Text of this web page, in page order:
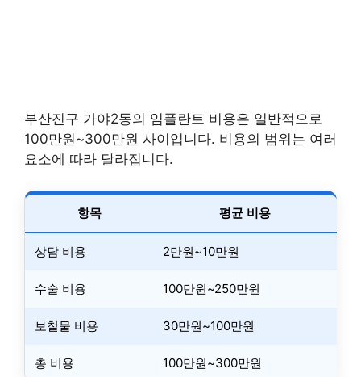
부산진구 가야2동의 임플란트 비용은 일반적으로
100만원~300만원 사이입니다. 비용의 범위는 여러
요소에 따라 달라집니다.
항목 평균 비용
상담 비용 2만원~10만원
수술 비용 100만원~250만원
보철물 비용 30만원~100만원
총 비용 100만원~300만원